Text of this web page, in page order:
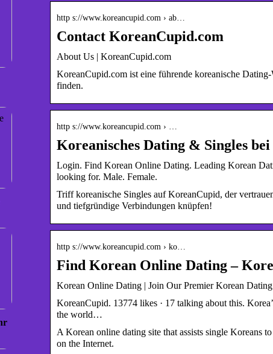
http s://www.koreancupid.com › ab…
Contact KoreanCupid.com
About Us | KoreanCupid.com
KoreanCupid.com ist eine führende koreanische
finden.
http s://www.koreancupid.com › …
Koreanisches Dating & Singles
Login. Find Korean Online Dating. Leading Korean
looking for. Male. Female.
Triff koreanische Singles auf KoreanCupid, der
und tiefgründige Verbindungen knüpfen!
http s://www.koreancupid.com › ko…
Find Korean Online Dating –
Korean Online Dating | Join Our Premier Korean
KoreanCupid. 13774 likes · 17 talking about this.
the world…
A Korean online dating site that assists single Koreans
on the Internet.